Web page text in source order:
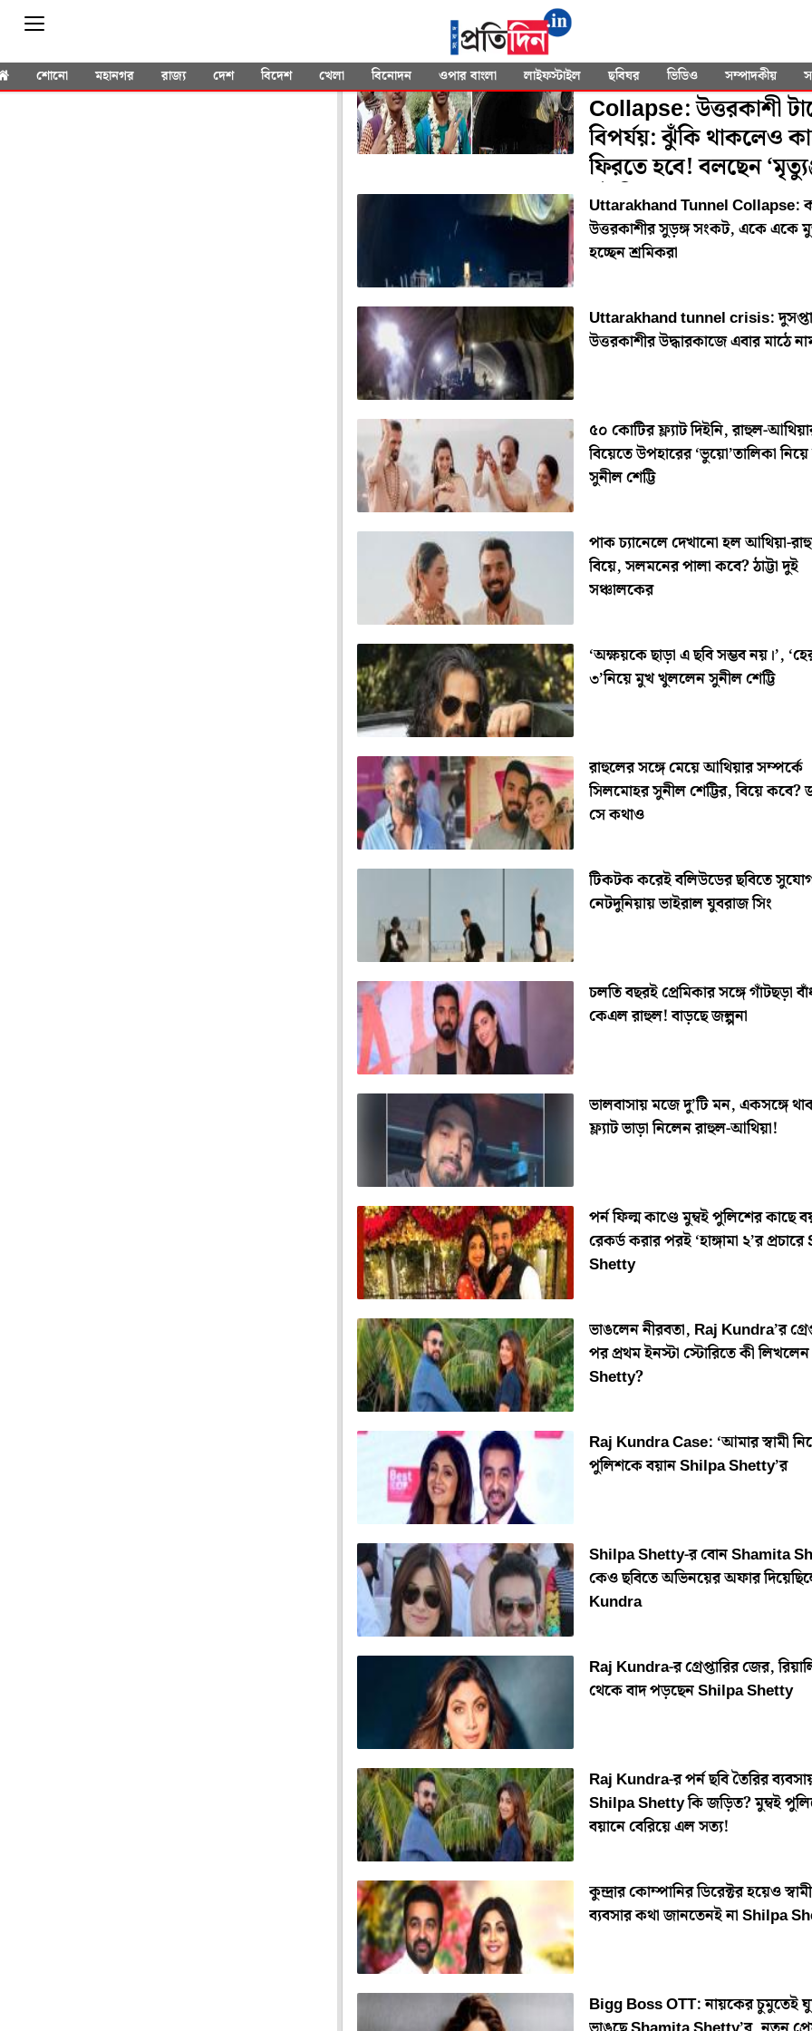
শোনো মহানগর রাজ্য দেশ বিদেশ খেলা বিনোদন ওপার বাংলা লাইফস্টাইল ছবিঘর ভিডিও সম্পাদকীয়
YOU SEARCHED FOR"Suniel Shetty"
Uttarkashi Tunnel
Collapse: উত্তরকাশী
বিপর্যয়: ঝুঁকি থাকলেও
ফিরতে হবে! বলছেন
সৌভিক-জয়দেবরা
Uttarakhand Tunnel Collapse:
উত্তরকাশীর সুড়ঙ্গ সংকট, একে একে
হচ্ছেন শ্রমিকরা
Uttarakhand tunnel crisis:
উত্তরকাশীর উদ্ধারকাজে এবার মাঠে
৫০ কোটির ফ্ল্যাট দিইনি, রাহুল-
বিয়েতে উপহারের ‘ভুয়ো’তালিকা
সুনীল শেট্টি
পাক চ্যানেলে দেখানো হল আথিয়া-
বিয়ে, সলমনের পালা কবে? ঠাট্টা দুই
সঞ্চালকের
‘অক্ষয়কে ছাড়া এ ছবি সম্ভব নয়।’,
৩’নিয়ে মুখ খুললেন সুনীল শেট্টি
রাহুলের সঙ্গে মেয়ে আথিয়ার সম্পর্কে
সিলমোহর সুনীল শেট্টির, বিয়ে কবে?
সে কথাও
টিকটক করেই বলিউডের ছবিতে
নেটদুনিয়ায় ভাইরাল যুবরাজ সিং
চলতি বছরই প্রেমিকার সঙ্গে গাঁটছড়া
কেএল রাহুল! বাড়ছে জল্পনা
ভালবাসায় মজে দু’টি মন, একসঙ্গে
ফ্ল্যাট ভাড়া নিলেন রাহুল-আথিয়া!
পর্ন ফিল্ম কাণ্ডে মুম্বই পুলিশের কাছে
রেকর্ড করার পরই ‘হাঙ্গামা ২’র
Shetty
ভাঙলেন নীরবতা, Raj Kundra’র
পর প্রথম ইনস্টা স্টোরিতে কী
Shetty?
Raj Kundra Case: ‘আমার স্বামী
পুলিশকে বয়ান Shilpa Shetty’র
Shilpa Shetty-র বোন Shamita
কেও ছবিতে অভিনয়ের অফার
Kundra
Raj Kundra-র গ্রেপ্তারির জের,
থেকে বাদ পড়ছেন Shilpa Shetty
Raj Kundra-র পর্ন ছবি তৈরির
Shilpa Shetty কি জড়িত? মুম্বই
বয়ানে বেরিয়ে এল সত্য!
কুন্দ্রার কোম্পানির ডিরেক্টর হয়েও
ব্যবসার কথা জানতেনই না Shilpa
Bigg Boss OTT: নায়কের চুমুতেই